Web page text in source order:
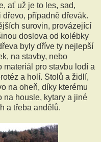
ať už je to les, sad,
případně dřevák.
surovin, provázející
doslova od kolébky
byly dříve ty nejlepší
na stavby, nebo
materiál pro stavbu lodí a
a holí. Stolů a židlí,
na oheň, díky kterému
na housle, kytary a jiné
a třeba andělů.